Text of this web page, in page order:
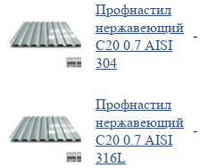
Профнастил
нержавеющий
С20 0.7 AISI
304
-
Профнастил
нержавеющий
С20 0.7 AISI
316L
-